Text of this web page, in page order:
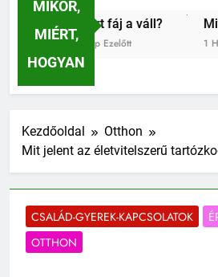
MIKOR,
MIÉRT,
HOGYAN
Miért fáj a váll?
5 Nap Ezelőtt
Mit jelent
1 Hét Ezelőtt
Kezdőoldal
Otthon
Mit jelent az életvitelszerű
CSALÁD-GYEREK-KAPCSOLATOK
OTTHON